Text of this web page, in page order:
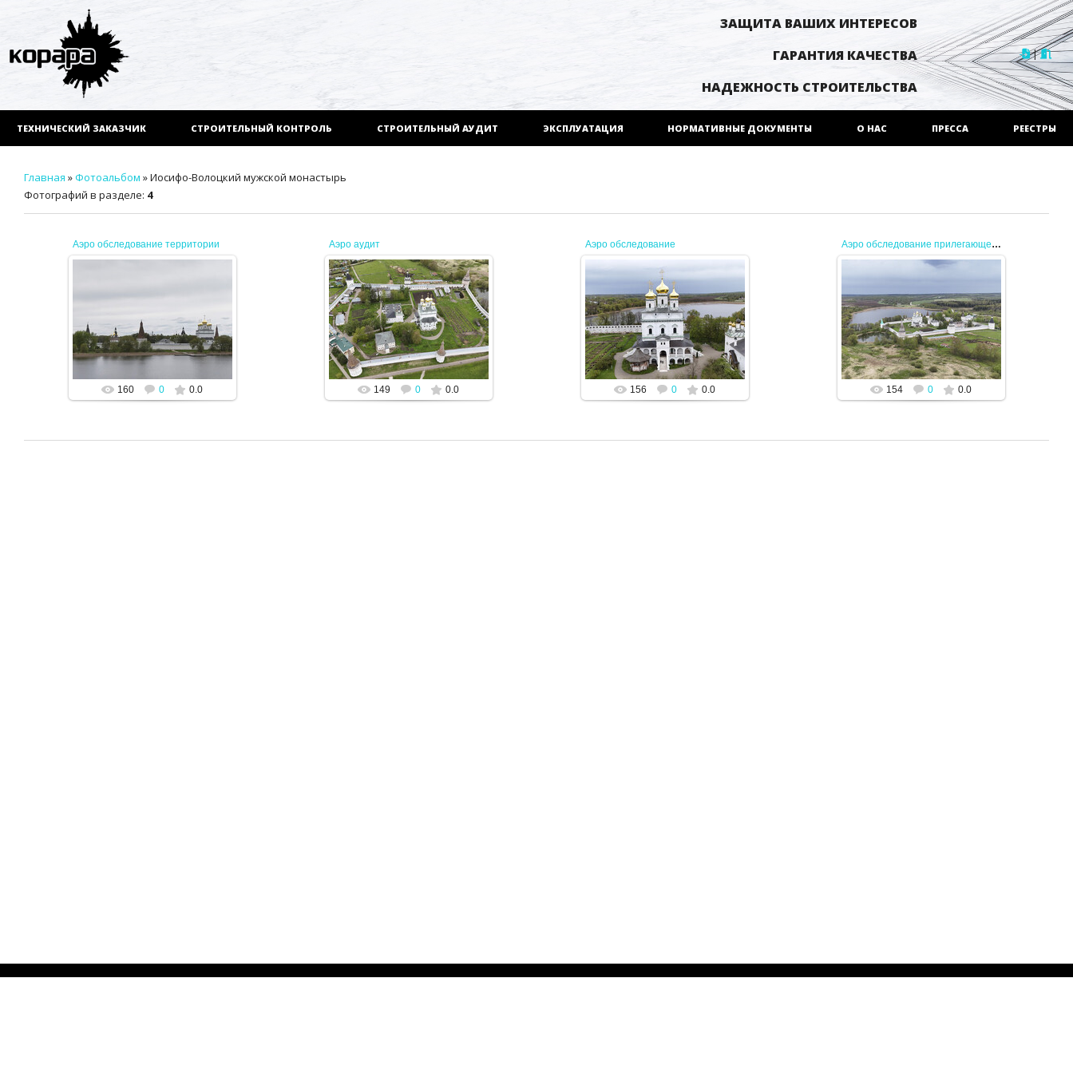
ЗАЩИТА ВАШИХ ИНТЕРЕСОВ
ГАРАНТИЯ КАЧЕСТВА
НАДЕЖНОСТЬ СТРОИТЕЛЬСТВА
|
ТЕХНИЧЕСКИЙ ЗАКАЗЧИК СТРОИТЕЛЬНЫЙ КОНТРОЛЬ СТРОИТЕЛЬНЫЙ АУДИТ ЭКСПЛУАТАЦИЯ НОРМАТИВНЫЕ ДОКУМЕНТЫ О НАС ПРЕССА РЕЕСТРЫ
Главная »Фотоальбом » Иосифо-Волоцкий мужской монастырь
Фотографий в разделе: 4
Аэро обследование территории
JENEK
160 0 0.0
Аэро аудит
20.05.2025
JENEK
149 0 0.0
Аэро обследование
20.05.2025
JENEK
156 0 0.0
Аэро обследование прилегающей территории
20.05.2025
JENEK
154 0 0.0